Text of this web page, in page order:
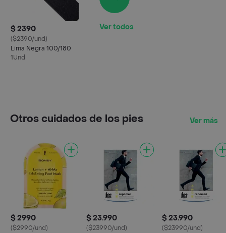
$ 2390
($2390/und)
Lima Negra 100/180
1Und
Ver todos
Otros cuidados de los pies Ver más
$ 2990
($2990/und)
$ 23.990
($23990/und)
$ 23.990
($23990/und)